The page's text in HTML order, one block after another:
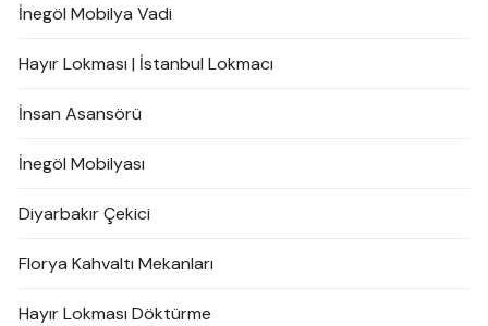
İnegöl Mobilya Vadi
Hayır Lokması | İstanbul Lokmacı
İnsan Asansörü
İnegöl Mobilyası
Diyarbakır Çekici
Florya Kahvaltı Mekanları
Hayır Lokması Döktürme